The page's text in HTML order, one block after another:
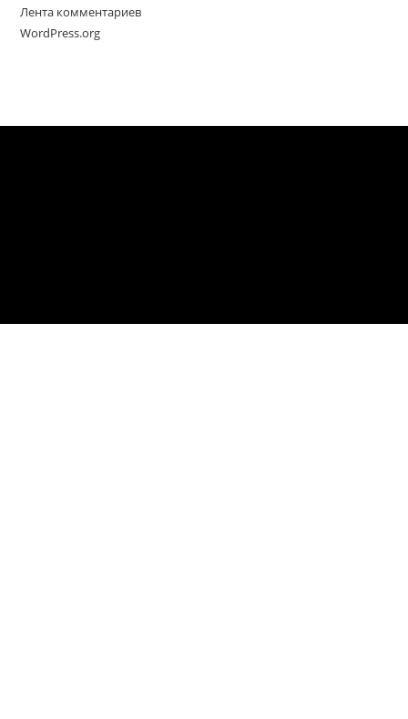
Лента комментариев
WordPress.org